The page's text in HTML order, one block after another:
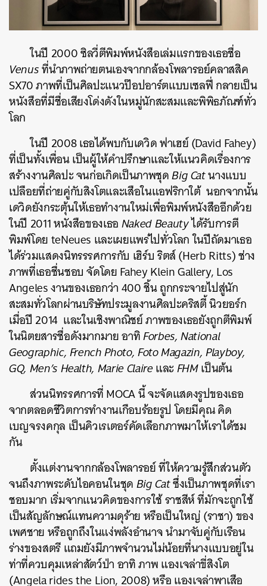
ในปี 2000 ซิลวี่ตีพิมพ์หนังสือเล่มแรกของเธอชื่อ
Venusที่นำภาพถ่ายตนเองจากกล้องโพลารอย์คลาสสิค
SX70 ภาพที่เป็นศิลปะแนวป๊อปอาร์ตแบบเซลฟี่ กลายเป็น
หนังสือที่มีชื่อเสียงโด่งดังในหมู่นักสะสมและพิพิธภัณฑ์ทั่ว
โลก
ในปี 2008 เธอได้พบกับเดวิด ฟาเฮย์ (David Fahey)
ที่เป็นทั้งเพื่อน เป็นผู้ให้คำปรึกษาและให้แนวคิดเรื่องการ
สร้างงานศิลปะ จนก่อเกิดเป็นภาพชุดBig Catนางแบบ
เปลือยที่ถ่ายคู่กับสิงโตและเสือในแอฟริกาใต้ นอกจากนั้น
เดวิดยังกระตุ้นให้เธอทำงานใหม่เพื่อพิมพ์หนังสืออีกด้วย
ในปี 2011 หนังสือของเธอNaked Beautyได้รับการตี
พิมพ์โดย teNeues และเผยแพร่ไปทั่วโลก ในปีถัดมาเธอ
ได้ร่วมแสดงนิทรรรศการกับ เฮิร์บ ริตส์ (Herb Ritts) ช่าง
ภาพที่เธอชื่นชอบ จัดโดย Fahey Klein Gallery, Los
Angeles งานของเธอกว่า 400 ชิ้น ถูกกระจายไปสู่นัก
สะสมทั่วโลกผ่านบริษัทประมูลงานศิลปะคริสตี้ นิวยอร์ก
เมื่อปี 2014 และในเชิงพาณิชย์ ภาพของเธอยังถูกตีพิมพ์
ในนิตยสารชื่อดังมากมาย อาทิForbes, National
Geographic, French Photo, Foto Magazin, Playboy,
GQ, Men’s Health, Marie ClaireและFHMเป็นต้น
ส่วนนิทรรศการที่ MOCA นี้ จะจัดแสดงรูปของเธอ
จากตลอดชีวิตการทำงานเกือบร้อยรูป โดยมีคุณ คิด
เบญจรงคกุล เป็นคิวเรเตอร์คัดเลือกภาพมาให้เราได้ชม
กัน
ตั้งแต่งานจากกล้องโพลารอย์ ที่ให้ความรู้สึกส่วนตัว
จนถึงภาพระดับไอคอนในชุดBig Catซึ่งเป็นภาพชุดที่เรา
ชอบมาก เริ่มจากแนวคิดของการใช้ ราชสีห์ ที่มักจะถูกใช้
เป็นสัญลักษณ์แทนความดุร้าย หรือเป็นใหญ่ (ราชา) ของ
เพศชาย หรือถูกถึงในแง่พลังอำนาจ นำมาจับคู่กับเรือน
ร่างของสตรี แถมยังมีภาพจำนวนไม่น้อยที่นางแบบอยู่ใน
ท่าที่ควบคุมเหล่าสัตว์ป่าอาทิ ภาพ แองเจล่าขี่สิงโต
(Angela rides the Lion, 2008) หรือ แองเจล่าพาเสือ
SHARE TWEET LINE EMAIL